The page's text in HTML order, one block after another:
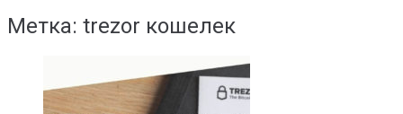
Метка: trezor кошелек